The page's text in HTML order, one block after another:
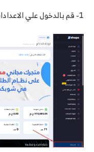
1- قم بالدخول علي الاعدادات من الشريط الجانبي للوحة التحكم